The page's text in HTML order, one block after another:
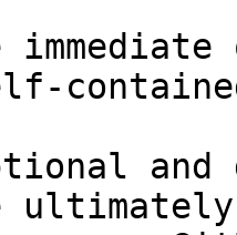
and